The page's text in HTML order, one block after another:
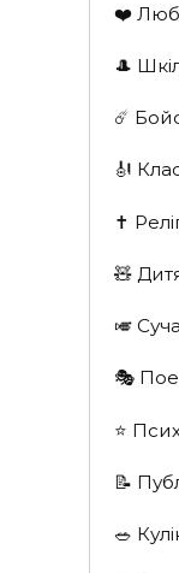
❤️
🎩
☄️
🎻
✝️
🧸
🎺
🎭
⭐️
📝
🥗